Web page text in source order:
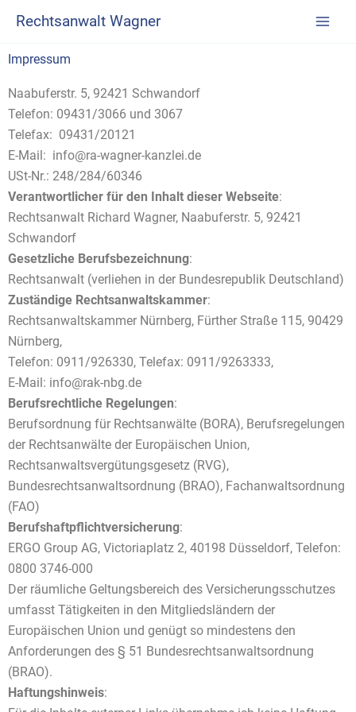
Inhalt
springen
Rechtsanwalt Wagner
Impressum
Naabuferstr. 5, 92421 Schwandorf
Telefon: 09431/3066 und 3067
Telefax: 09431/20121
E-Mail: info@ra-wagner-kanzlei.de
USt-Nr.: 248/284/60346
Verantwortlicher für den Inhalt dieser Webseite:
Rechtsanwalt Richard Wagner, Naabuferstr. 5, 92421
Schwandorf
Gesetzliche Berufsbezeichnung:
Rechtsanwalt (verliehen in der Bundesrepublik Deutschland)
Zuständige Rechtsanwaltskammer:
Rechtsanwaltskammer Nürnberg, Fürther Straße 115, 90429
Nürnberg,
Telefon: 0911/926330, Telefax: 0911/9263333,
E-Mail: info@rak-nbg.de
Berufsrechtliche Regelungen:
Berufsordnung für Rechtsanwälte (BORA), Berufsregelungen
der Rechtsanwälte der Europäischen Union,
Rechtsanwaltsvergütungsgesetz (RVG),
Bundesrechtsanwaltsordnung (BRAO), Fachanwaltsordnung
(FAO)
Berufshaftpflichtversicherung:
ERGO Group AG, Victoriaplatz 2, 40198 Düsseldorf, Telefon:
0800 3746-000
Der räumliche Geltungsbereich des Versicherungsschutzes
umfasst Tätigkeiten in den Mitgliedsländern der
Europäischen Union und genügt so mindestens den
Anforderungen des § 51 Bundesrechtsanwaltsordnung
(BRAO).
Haftungshinweis: